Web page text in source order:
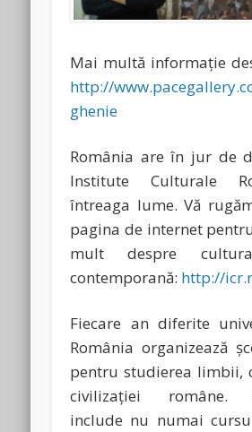
Mai multă informaţie
http://
ghenie
România are în jur de
Institute Culturale
întreaga lume. Vă
pagina de internet
mult despre
contemporană: http://
Fiecare an diferite
România organizează
pentru studierea limbii,
civilizaţiei române.
include nu numai